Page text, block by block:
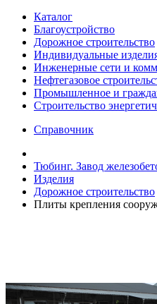
Каталог
Благоустройство
Дорожное строительство
Индивидуальные
Инженерные сети и
Нефтегазовое
Промышленное и
Строительство
Справочник
Тюбинг. Завод
Изделия
Дорожное строительство
Плиты крепления